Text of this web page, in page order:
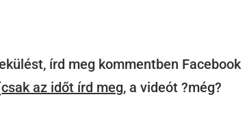
írd meg kommentben Facebook
csak az időt írd meg, a videót ?még?